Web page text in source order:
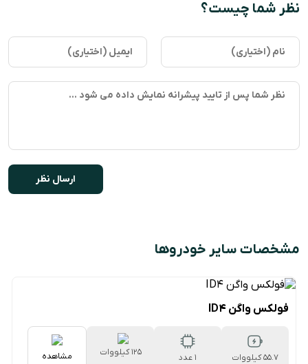
نظر شما چیست؟
مشخصات سایر خودروها
فولکس واگن ID4
55.7 کیلووات
1 عدد
۱۲۵ کیلووات
مشاهده